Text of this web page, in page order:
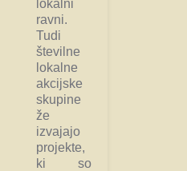
lokalni
ravni.
Tudi
številne
lokalne
akcijske
skupine
že
izvajajo
projekte,
ki so